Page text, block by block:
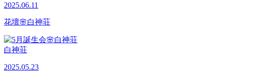
2025.06.11
花壇🌸白神荘
白神荘
2025.05.23